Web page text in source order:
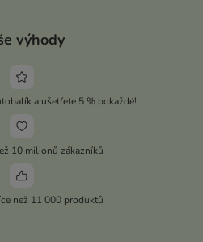
výhody
a ušetřete 5 % pokaždé!
10 milionů zákazníků
než 11 000 produktů